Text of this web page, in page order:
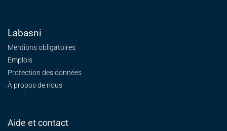
Labasni
Mentions obligatoires
Emplois
Protection des données
À propos de nous
Aide et contact